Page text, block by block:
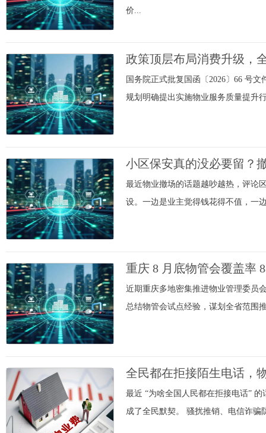
价...
政策顶层布局消费升级，
国务院正式批复国函〔2026〕66 号
规划明确提出实施物业服务质量提升
小区保安真的没必要留？
最近物业撤场的话题越吵越热，评论
设。一边是业主觉得钱花得不值，一
重庆 8 月底物管会覆盖率
近期重庆多地密集推进物业管理委员
总结物管会试点经验，谋划全省范围
全民都在拒接陌生电话，
最近 “为啥全国人民都在拒接电话”
成了全民默契。 骚扰推销、电信诈骗